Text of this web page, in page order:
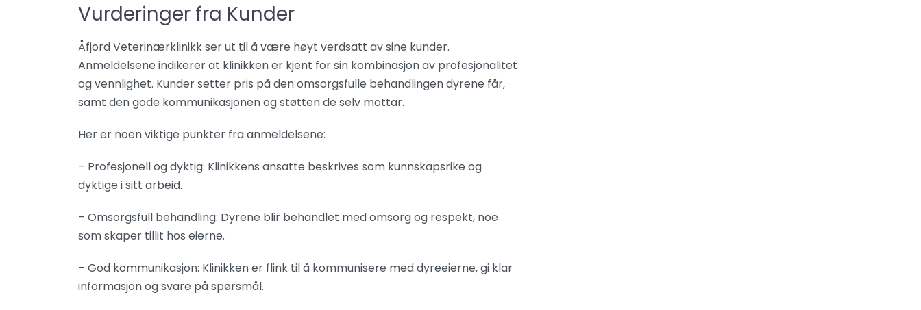
Vurderinger fra Kunder
Åfjord Veterinærklinikk ser ut til å være høyt verdsatt av sine kunder.
Anmeldelsene indikerer at klinikken er kjent for sin kombinasjon av profesjonalitet
og vennlighet. Kunder setter pris på den omsorgsfulle behandlingen dyrene får,
samt den gode kommunikasjonen og støtten de selv mottar.
Her er noen viktige punkter fra anmeldelsene:
– Profesjonell og dyktig: Klinikkens ansatte beskrives som kunnskapsrike og
dyktige i sitt arbeid.
– Omsorgsfull behandling: Dyrene blir behandlet med omsorg og respekt, noe
som skaper tillit hos eierne.
– God kommunikasjon: Klinikken er flink til å kommunisere med dyreeierne, gi klar
informasjon og svare på spørsmål.